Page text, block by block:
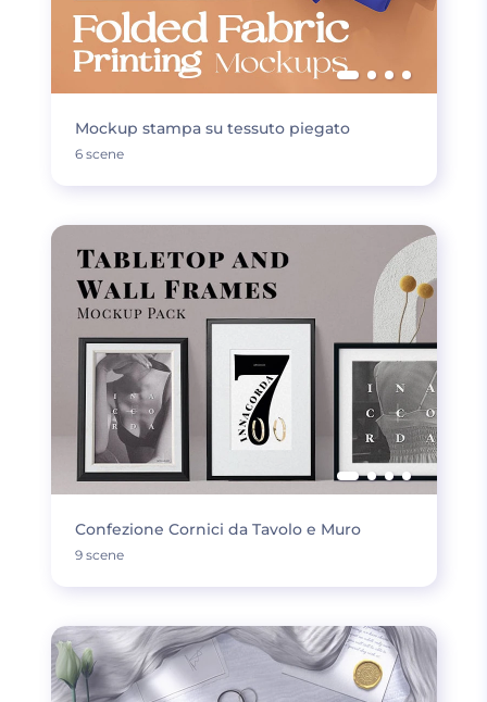
Mockup stampa su tessuto piegato
6 scene
Confezione Cornici da Tavolo e Muro
9 scene